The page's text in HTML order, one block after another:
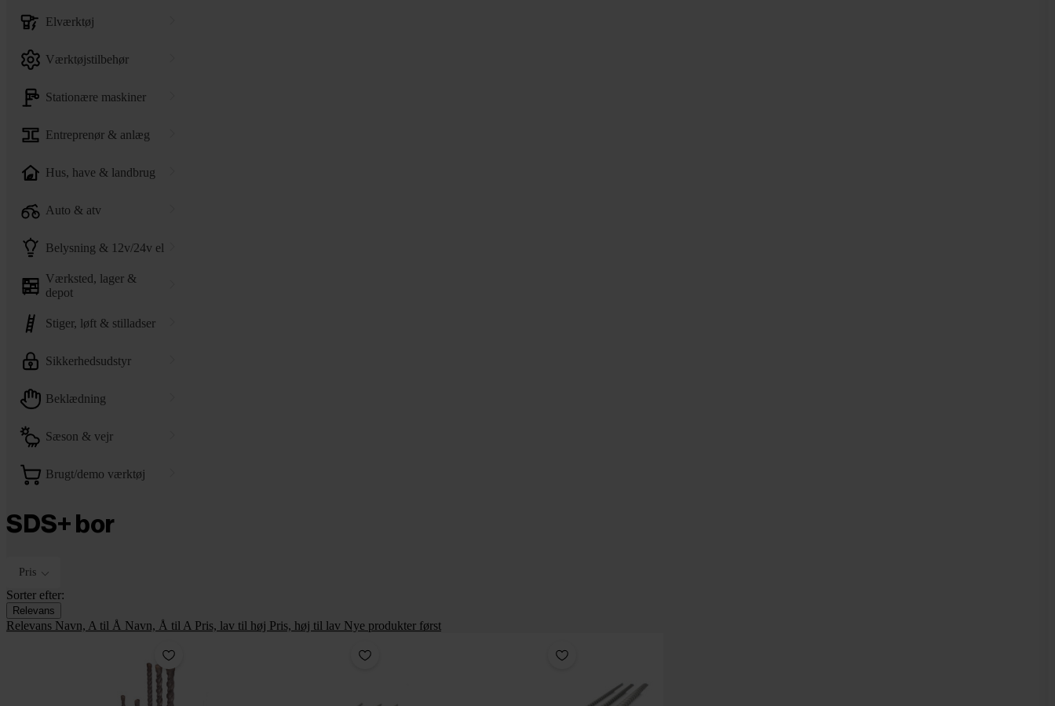
elværktøj
værktøjstilbehør
stationære maskiner
entreprenør & anlæg
hus, have & landbrug
auto & atv
belysning & 12v/24v el
værksted, lager &
depot
stiger, løft & stilladser
sikkerhedsudstyr
beklædning
sæson & vejr
brugt/demo værktøj
SDS+ bor
Pris
Sorter efter:
Relevans
Relevans Navn, A til Å Navn, Å til A Pris, lav til høj Pris, høj til lav Nye produkter først